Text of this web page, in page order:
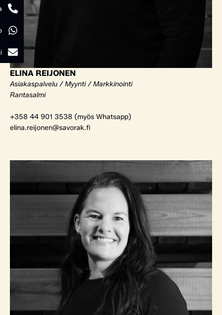
ELINA REIJONEN
Asiakaspalvelu / Myynti / Markkinointi
Rantasalmi
+358 44 901 3538 (myös Whatsapp)
elina.reijonen@savorak.fi